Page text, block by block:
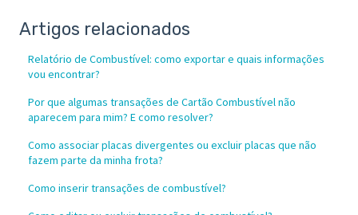
Artigos relacionados
Relatório de Combustível: como exportar e quais informações
vou encontrar?
Por que algumas transações de Cartão Combustível não
aparecem para mim? E como resolver?
Como associar placas divergentes ou excluir placas que não
fazem parte da minha frota?
Como inserir transações de combustível?